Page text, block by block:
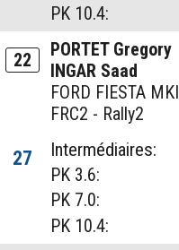
PK 10.4:
22
PORTET Gregory
INGAR Saad
FORD FIESTA MKI
FRC2 - Rally2
27
Intermédiaires:
PK 3.6:
PK 7.0:
PK 10.4: